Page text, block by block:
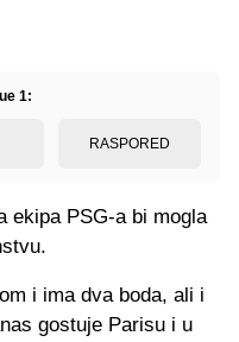
1:
RASPORED
ekipa PSG-a bi mogla
i ima dva boda, ali i
gostuje Parisu i u